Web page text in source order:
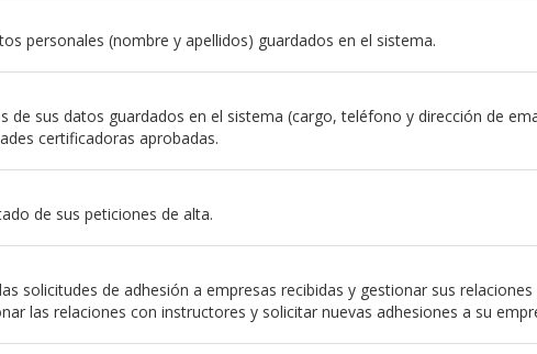
personales (nombre y apellidos) guardados en el sistema.
sus datos guardados en el sistema (cargo, teléfono y dirección de
certificadoras aprobadas.
de sus peticiones de alta.
solicitudes de adhesión a empresas recibidas y gestionar sus
las relaciones con instructores y solicitar nuevas adhesiones a su